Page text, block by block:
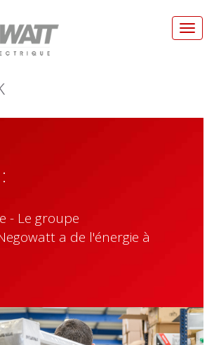
- Le groupe
a de l'énergie à